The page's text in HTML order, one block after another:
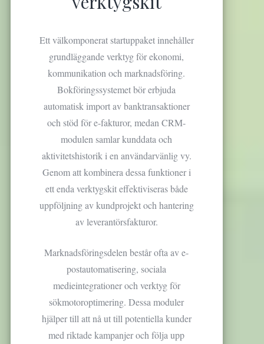
Ett välkomponerat startuppaket innehåller
grundläggande verktyg för ekonomi,
kommunikation och marknadsföring.
Bokföringssystemet bör erbjuda
automatisk import av banktransaktioner
och stöd för e-fakturor, medan CRM-
modulen samlar kunddata och
aktivitetshistorik i en användarvänlig vy.
Genom att kombinera dessa funktioner i
ett enda verktygskit effektiviseras både
uppföljning av kundprojekt och hantering
av leverantörsfakturor.
Marknadsföringsdelen består ofta av e-
postautomatisering, sociala
medieintegrationer och verktyg för
sökmotoroptimering. Dessa moduler
hjälper till att nå ut till potentiella kunder
med riktade kampanjer och följa upp